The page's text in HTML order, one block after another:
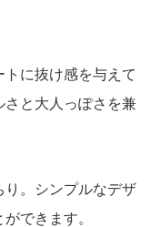
に抜け感を与えて
さと大人っぽさを兼
り。シンプルなデザ
できます。